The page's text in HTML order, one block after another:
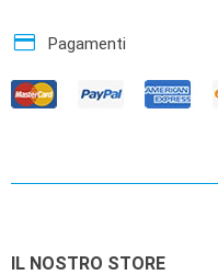
credit_card Pagamenti
IL NOSTRO STORE